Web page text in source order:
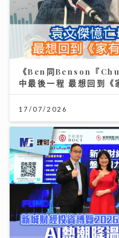
《Ben同Benson『
中最後一程 最想回到
17/07/2026